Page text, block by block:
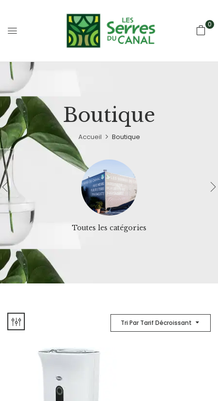
0
Boutique
Accueil Boutique
Toutes les catégories
Tri Par Tarif Décroissant